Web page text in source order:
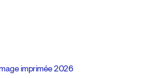
imprimée 2026